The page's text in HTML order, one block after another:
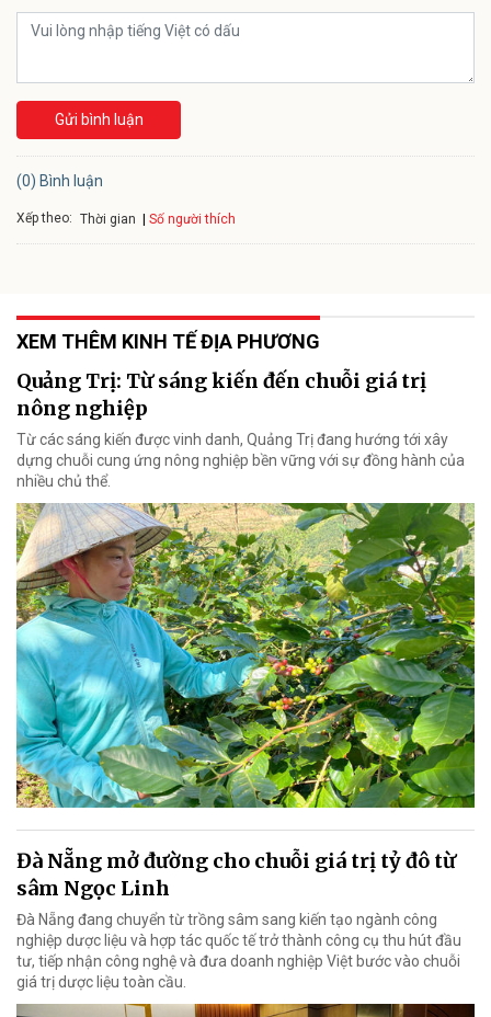
Gửi bình luận
(0) Bình luận
Xếp theo: Thời gian Số người thích
XEM THÊM KINH TẾ ĐỊA PHƯƠNG
Quảng Trị: Từ sáng kiến đến chuỗi giá trị
nông nghiệp
Từ các sáng kiến được vinh danh, Quảng Trị đang hướng tới xây
dựng chuỗi cung ứng nông nghiệp bền vững với sự đồng hành của
nhiều chủ thể.
Đà Nẵng mở đường cho chuỗi giá trị tỷ đô từ
sâm Ngọc Linh
Đà Nẵng đang chuyển từ trồng sâm sang kiến tạo ngành công
nghiệp dược liệu và hợp tác quốc tế trở thành công cụ thu hút đầu
tư, tiếp nhận công nghệ và đưa doanh nghiệp Việt bước vào chuỗi
giá trị dược liệu toàn cầu.